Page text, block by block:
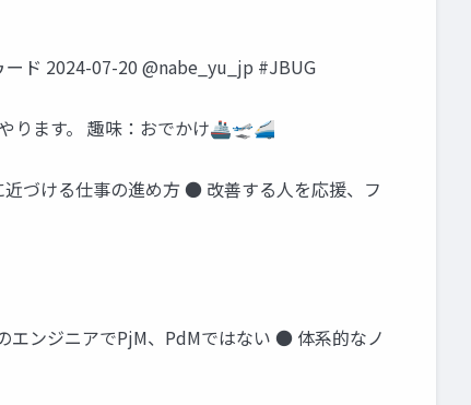
ド 2024-07-20 @nabe_yu_jp #JBUG
ります。 趣味：おでかけ🚢🛫🚄
づける仕事の進め方 ● 改善する人を応援、フ
ンジニアでPjM、PdMではない ● 体系的なノ